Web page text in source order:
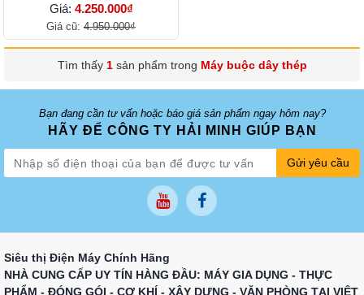
Giá: 4.250.000₫
Giá cũ: 4.950.000₫
Tìm thấy 1sản phẩm trong Máy buộc dây thép
Bạn đang cần tư vấn hoặc báo giá sản phẩm ngay hôm nay?
HÃY ĐỂ CÔNG TY HẢI MINH GIÚP BẠN
Gửi yêu cầu
Siêu thị Điện Máy Chính Hãng
NHÀ CUNG CẤP UY TÍN HÀNG ĐẦU: MÁY GIA DỤNG - THỰC
PHẨM - ĐÓNG GÓI - CƠ KHÍ - XÂY DỰNG - VĂN PHÒNG TẠI VIỆT